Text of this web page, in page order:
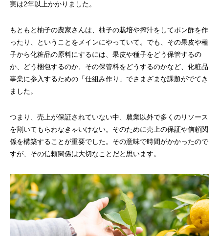
実は2年以上かかりました。
もともと柚子の農家さんは、柚子の栽培や搾汁をしてポン酢を作
ったり、ということをメインにやっていて。でも、その果皮や種
子から化粧品の原料にするには、果皮や種子をどう保管するの
か、どう梱包するのか、その保管料をどうするのかなど、化粧品
事業に参入するための「仕組み作り」でさまざまな課題がでてき
ました。
つまり、売上が保証されていない中、農業以外で多くのリソース
を割いてもらわなきゃいけない。そのために売上の保証や信頼関
係を構築することが重要でした。その意味で時間がかかったので
すが、その信頼関係は大切なことだと思います。